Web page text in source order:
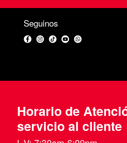
Seguinos
Facebook
Instagram
TikTokYouTubeWhatsApp
Horario de
servicio al cliente